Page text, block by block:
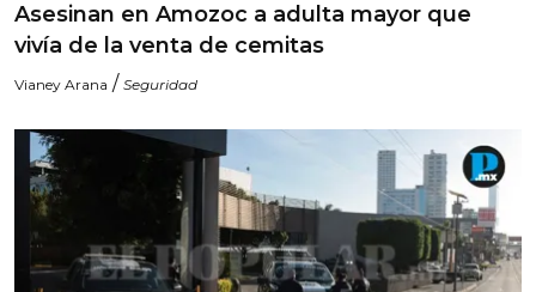
Asesinan en Amozoc a adulta mayor que
vivía de la venta de cemitas
Vianey Arana / Seguridad